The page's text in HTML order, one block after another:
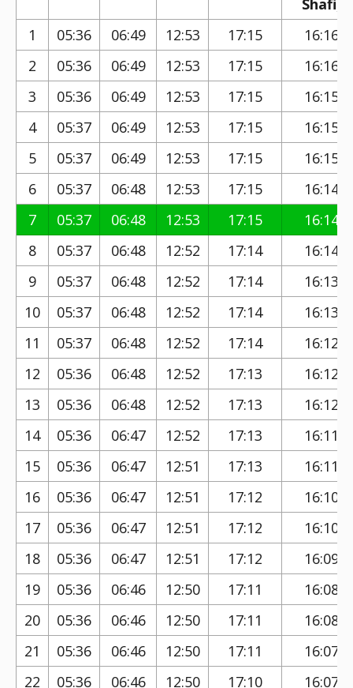
Shafi)
1
05:36 06:49 12:53 17:15
16:16
2
05:36 06:49 12:53 17:15
16:16
3
05:36 06:49 12:53 17:15
16:15
4
05:37 06:49 12:53 17:15
16:15
5
05:37 06:49 12:53 17:15
16:15
6
05:37 06:48 12:53 17:15
16:14
7
05:37 06:48 12:53 17:15
16:14
8
05:37 06:48 12:52 17:14
16:14
9
05:37 06:48 12:52 17:14
16:13
10
05:37 06:48 12:52 17:14
16:13
11
05:37 06:48 12:52 17:14
16:12
12
05:36 06:48 12:52 17:13
16:12
13
05:36 06:48 12:52 17:13
16:12
14
05:36 06:47 12:52 17:13
16:11
15
05:36 06:47 12:51 17:13
16:11
16
05:36 06:47 12:51 17:12
16:10
17
05:36 06:47 12:51 17:12
16:10
18
05:36 06:47 12:51 17:12
16:09
19
05:36 06:46 12:50 17:11
16:08
20
05:36 06:46 12:50 17:11
16:08
21
05:36 06:46 12:50 17:11
16:07
22
05:36 06:46 12:50 17:10
16:07